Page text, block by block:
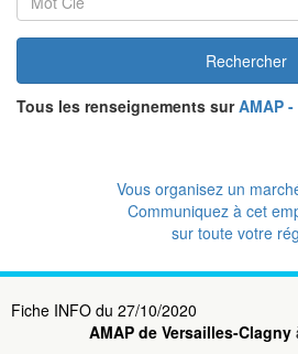
Rechercher
Tous les renseignements surAMAP
Vous organisez un
Communiquez à cet
sur toute votre
Fiche INFO du 27/10/2020
AMAP de Versailles-Clagny